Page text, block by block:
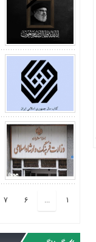
1
...
6
7